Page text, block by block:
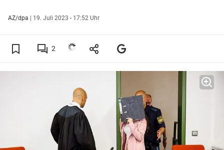
AZ/dpa 19. Juli 2023 - 17:52 Uhr
2